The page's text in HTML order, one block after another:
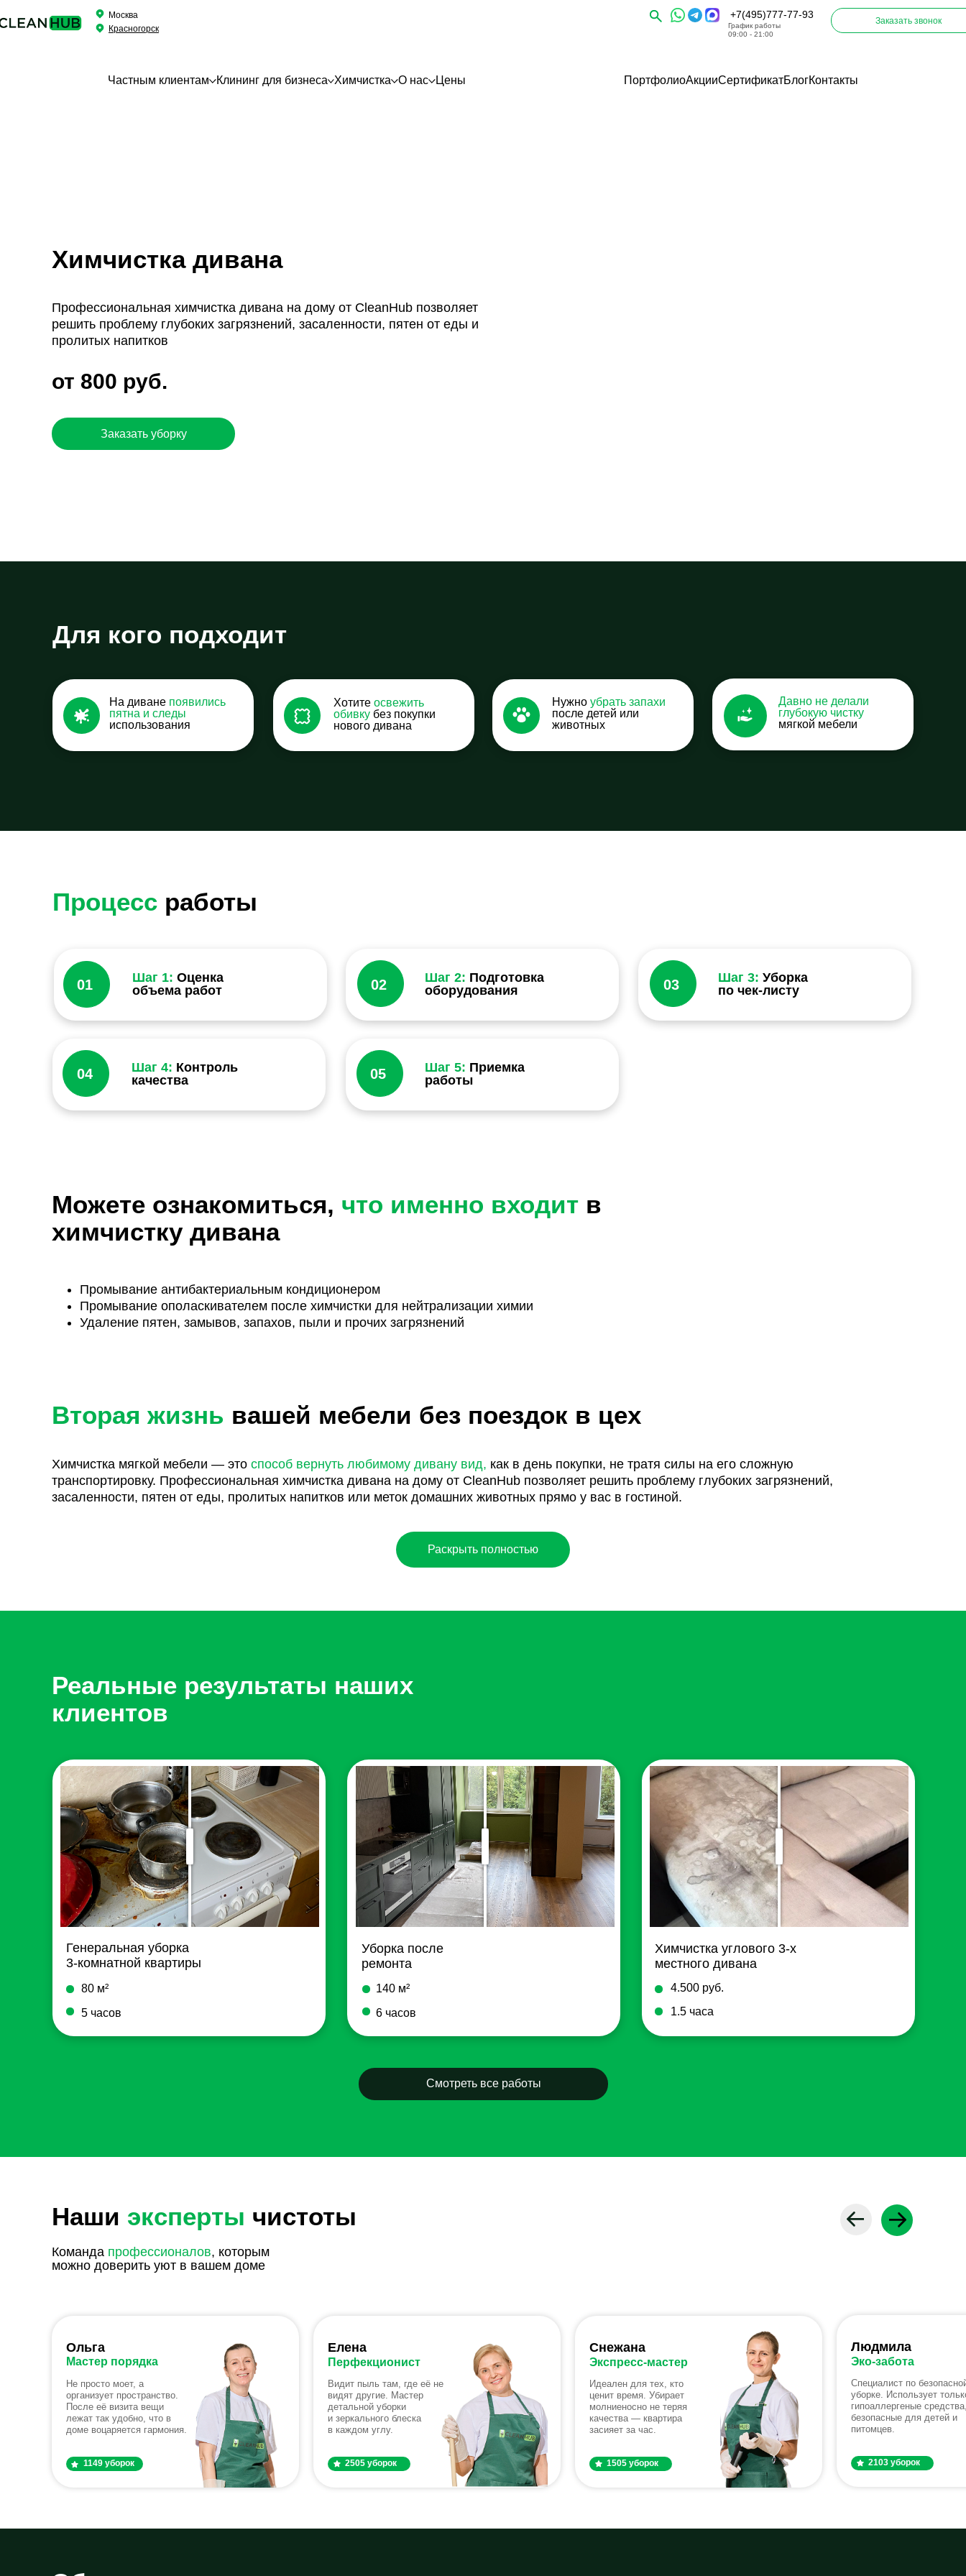
График работы
09:00 - 21:00
Красногорск
Москва +7(495)777-77-93
Заказать звонок
Частным клиентам Клининг для бизнеса Химчистка О нас Цены ПортфолиоАкцииСертификатБлогКонтакты
от 800 руб.
Профессиональная химчистка дивана на дому от CleanHub позволяет
решить проблему глубоких загрязнений, засаленности, пятен от еды и
пролитых напитков
Химчистка дивана
Заказать уборку
Для кого подходит
Давно не делали
глубокую чистку
мягкой мебели
Нужно убрать запахи
после детей или
животных
Хотите освежить
обивку без покупки
нового дивана
На диване появились
пятна и следы
использования
Процесс работы
Шаг 5: Приемка
работы
05
Шаг 4: Контроль
качества
04
Шаг 3: Уборка
по чек-листу
03
Шаг 2: Подготовка
оборудования
02
Шаг 1: Оценка
объема работ
01
Можете ознакомиться, что именно входит в
химчистку дивана
Промывание антибактериальным кондиционером
Промывание ополаскивателем после химчистки для нейтрализации химии
Удаление пятен, замывов, запахов, пыли и прочих загрязнений
Химчистка мягкой мебели — это способ вернуть любимому дивану вид, как в день покупки, не тратя силы на его сложную
транспортировку. Профессиональная химчистка дивана на дому от CleanHub позволяет решить проблему глубоких загрязнений,
засаленности, пятен от еды, пролитых напитков или меток домашних животных прямо у вас в гостиной.
Вторая жизнь вашей мебели без поездок в цех
мощное профессиональное экстракторное оборудование Karcher
и сертифицированные экологичные составы премиум-
класса (Kiehl, Buzil), которые проникают вглубь волокон, полностью вымывая пыль, микробов и бытовые аллергены. Если вы планируете
переживать, сколько будет стоить химчистка дивана на дому:у нас самый прозрачный расчет цены, которая фиксируется до начала
Раскрыть полностью
Реальные результаты наших
клиентов
1.5 часа
Химчистка углового 3-х
местного дивана
4.500 руб.
6 часов
Уборка после
ремонта
140 м²
5 часов
Генеральная уборка
3-комнатной квартиры
80 м²
Смотреть все работы
Команда профессионалов, которым
можно доверить уют в вашем доме
Наши эксперты чистоты
Видит пыль там, где её не
видят другие. Мастер
детальной уборки
и зеркального блеска
в каждом углу.
Перфекционист
Елена
2505 уборок
Не просто моет, а
организует пространство.
После её визита вещи
лежат так удобно, что в
доме воцаряется гармония.
Мастер порядка
Ольга
1149 уборок
Идеален для тех, кто
ценит время. Убирает
молниеносно не теряя
качества — квартира
засияет за час.
Экспресс-мастер
Снежана
1505 уборок
Специалист по
уборке. Использует
гипоаллергеные
безопасные для детей и
питомцев.
Эко-забота
Людмила
2103 уборок